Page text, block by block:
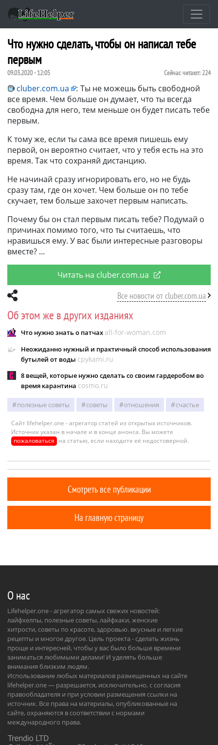
Что нужно сделать, чтобы он написал тебе
первым
09.03.2020 - 12:05 Сейчас читают: 224
cluber.com.ua : Ты не можешь быть свободной
все время. Чем больше он думает, что ты всегда
свободна для него, тем меньше он будет писать тебе
первым.
К тому же, если ты сама все время пишешь ему
первой, он вероятно считает, что у тебя есть на это
время. Так что сохраняй дистанцию.
Не начинай сразу игнорировать его, но не будь
сразу там, где он хочет. Чем больше он по тебе
скучает, тем больше захочет первым написать.
Почему бы он стал первым писать тебе? Подумай о
причинах помимо того, что ты считаешь, что
нравишься ему. У вас были интересные разговоры
вместе?
Читать на cluber.com.ua
Все новости от cluber.com.ua
Об этом же в других изданиях
Что нужно знать о патчах all-for-woman.com
Неожиданно нужный и практичный способ использования
бутылей от воды cpykami.ru
8 вещей, которые нужно сделать со своим гардеробом во
время карантина cosmo.ru
полезные советы советы отношения счастье
Сайт lifehelper.one - агрегатор статей из открытых источников.
Источник указан в начале и в конце анонса. Вы можете
пожаловаться на статью, если находите её недостоверной.
Смотреть все публикации
На главную страницу
О нас
Lifehelper.one - агрегатор самых свежих новостей:
лайфхелпы, полезные советы, лайфхаки, женские
хитрости, советы по красоте, здоровью. вкусные и легкие
рецепты и многое другое. Цель проекта - сделать жизнь
проще и интересней, чтобы у вас было больше времени
заниматься любимыми делами! И уделять больше
внимания близким людям.
Использование любых материалов размещенных на сайте
lifehelper.one — разрешается, исключительно, с согласия
правообладателя и при условии размещения ссылки на
источник. Все права на материалы, опубликованные на
сайте, охраняются в соответствии с нормами
международного права.